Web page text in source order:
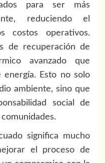
para ser más
reduciendo el
costos operativos.
de recuperación de
avanzado que
energía. Esto no solo
ambiente, sino que
social de
significa mucho
el proceso de